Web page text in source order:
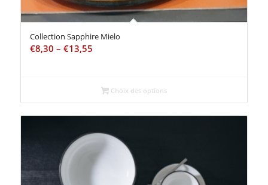
Collection Sapphire Mielo
€8,30 – €13,55
Choix des options